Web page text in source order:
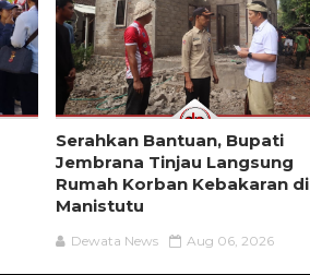
Serahkan Bantuan, Bupati
Jembrana Tinjau Langsung
Rumah Korban Kebakaran di
Manistutu
Dewata News Aug 06, 2026